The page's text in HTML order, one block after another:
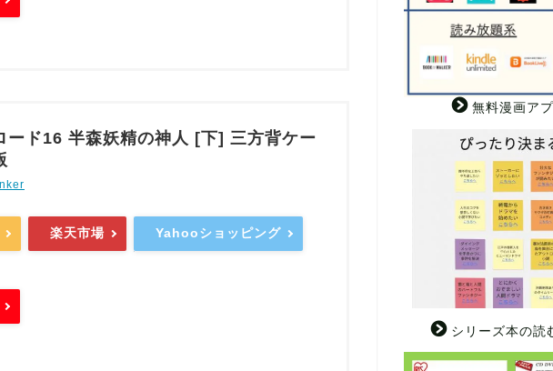
ード16 半森妖精の神人 [下] 三方背ケー
楽天市場 Yahooショッピング
無料漫画ア
シリーズ本の読